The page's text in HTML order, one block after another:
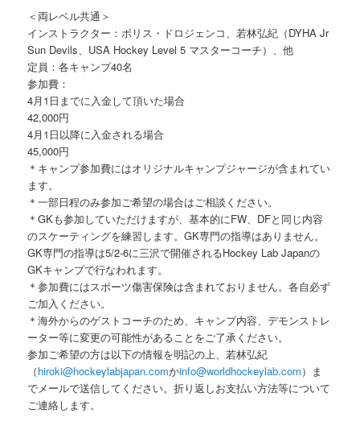
＜両レベル共通＞
インストラクター：ボリス・ドロジェンコ、若林弘紀（DYHA Jr
Sun Devils、USA Hockey Level 5 マスターコーチ）、他
定員：各キャンプ40名
参加費：
4月1日までに入金して頂いた場合
42,000円
4月1日以降に入金される場合
45,000円
＊キャンプ参加費にはオリジナルキャンプジャージが含まれてい
ます。
＊一部日程のみ参加ご希望の場合はご相談ください。
＊GKも参加していただけますが、基本的にFW、DFと同じ内容
のスケーティングを練習します。GK専門の指導はありません。
GK専門の指導は5/2-6に三沢で開催されるHockey Lab Japanの
GKキャンプで行なわれます。
＊参加費にはスポーツ傷害保険は含まれておりません。各自必ず
ご加入ください。
＊海外からのゲストコーチのため、キャンプ内容、デモンストレ
ーター等に変更の可能性があることをご了承ください。
参加ご希望の方は以下の情報を明記の上、若林弘紀
（hiroki@hockeylabjapan.comかinfo@worldhockeylab.com）ま
でメールで送信してください。折り返しお支払い方法等について
ご連絡します。